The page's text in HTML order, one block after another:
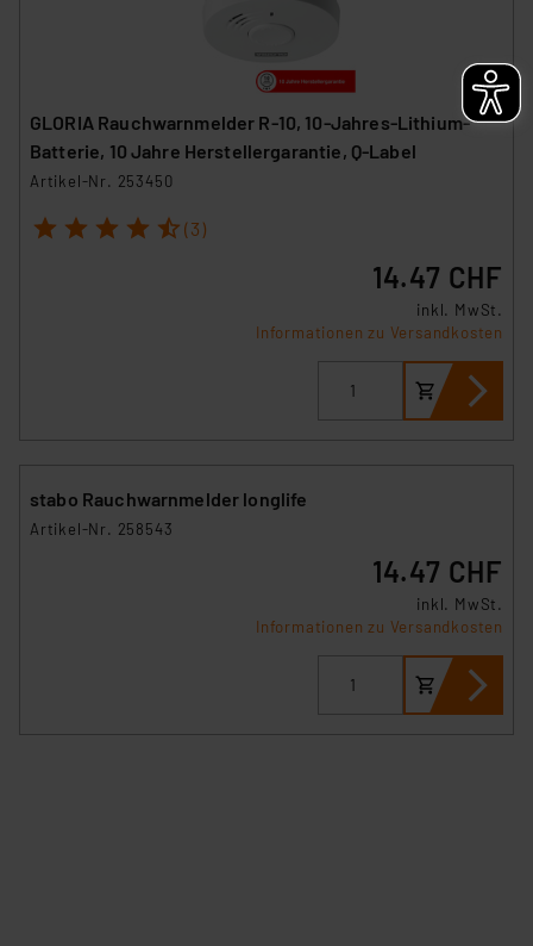
GLORIA Rauchwarnmelder R-10, 10-Jahres-Lithium-
Batterie, 10 Jahre Herstellergarantie, Q-Label
Artikel-Nr. 253450
1 2 3 4 5 (3)
14.47 CHF
inkl. MwSt.
Informationen zu Versandkosten
stabo Rauchwarnmelder longlife
Artikel-Nr. 258543
14.47 CHF
inkl. MwSt.
Informationen zu Versandkosten